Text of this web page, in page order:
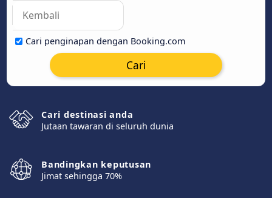
Cari penginapan dengan Booking.com
Cari
Cari destinasi anda
Jutaan tawaran di seluruh dunia
Bandingkan keputusan
Jimat sehingga 70%